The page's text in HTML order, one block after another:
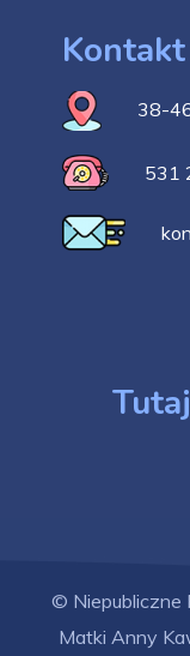
38-
531
© Niepubliczne
Matki Anny